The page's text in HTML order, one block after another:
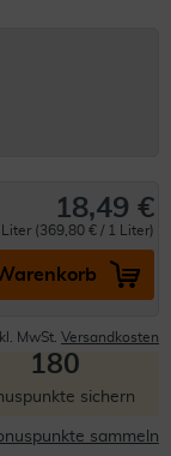
18,49 €
(369,80 € / 1 Liter)
MwSt. Versandkosten
180
sichern
sammeln